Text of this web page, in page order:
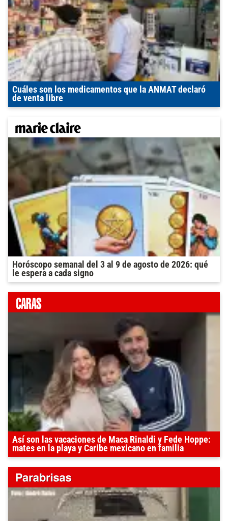
Cuáles son los medicamentos que la ANMAT declaró
de venta libre
Horóscopo semanal del 3 al 9 de agosto de 2026: qué
le espera a cada signo
Así son las vacaciones de Maca Rinaldi y Fede Hoppe:
mates en la playa y Caribe mexicano en familia